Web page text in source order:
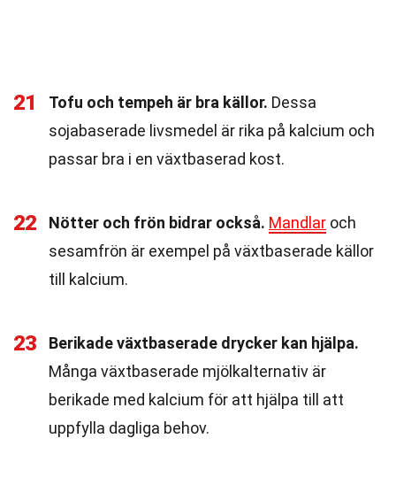
21 Tofu och tempeh är bra källor. Dessa
sojabaserade livsmedel är rika på kalcium och
passar bra i en växtbaserad kost.
22 Nötter och frön bidrar också. Mandlar och
sesamfrön är exempel på växtbaserade källor
till kalcium.
23
Berikade växtbaserade drycker kan hjälpa.
Många växtbaserade mjölkalternativ är
berikade med kalcium för att hjälpa till att
uppfylla dagliga behov.